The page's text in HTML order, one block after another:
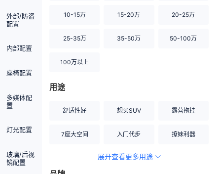
外部/防盗
配置
内部配置
座椅配置
多媒体配
置
灯光配置
玻璃/后视
镜配置
10-15万 15-20万 20-25万
25-35万 35-50万 50-100万
100万以上
用途
舒适性好 想买SUV 露营拖挂
7座大空间 入门代步 撩妹利器
空间宽敞
展开查看更多用途